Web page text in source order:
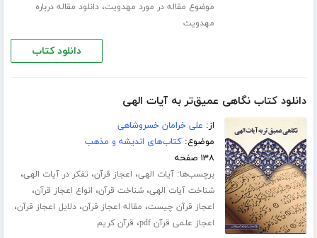
موضوع مقاله در مورد مهدویت،دانلود مقاله درباره
مهدویت
دانلود کتاب
دانلود کتاب نگاهی عمیق‌تر به آیات الهی
از: علی خرامان خسروشاهی
موضوع:کتاب‌های اندیشه و مذهب
۱۳۸ صفحه
برچسب‌ها:آیات الهی، اعجاز قرآن، تفکر در آیات الهی،
شناخت آیات الهی،شناخت قرآن، انواع اعجاز قرآن،
اعجاز قرآن چیست، مقاله اعجاز قرآن،دلایل اعجاز قرآن،
اعجاز علمی قرآن pdf ، قرآن کریم